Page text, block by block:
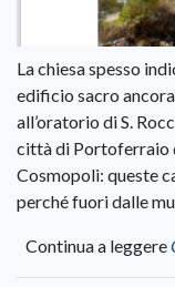
La chiesa spesso
edificio sacro
all’oratorio di S.
città di Portoferraio
Cosmopoli: queste
perché fuori dalle
Continua a leggere